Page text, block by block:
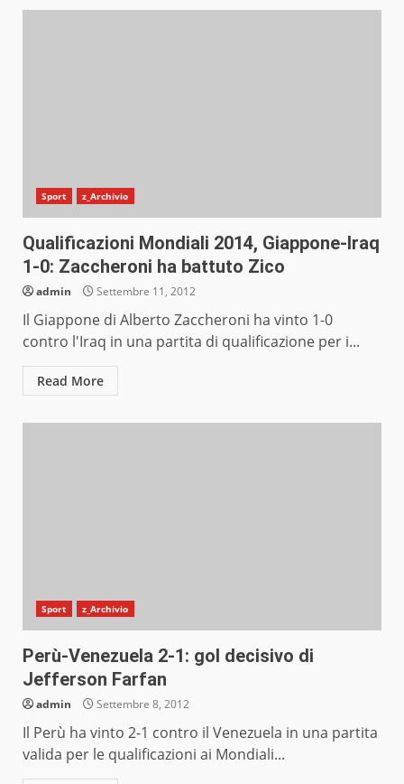
Sport z_Archivio
Qualificazioni Mondiali 2014, Giappone-Iraq
1-0: Zaccheroni ha battuto Zico
admin Settembre 11, 2012
Il Giappone di Alberto Zaccheroni ha vinto 1-0
contro l'Iraq in una partita di qualificazione per i...
Read More
Sport z_Archivio
Perù-Venezuela 2-1: gol decisivo di
Jefferson Farfan
admin Settembre 8, 2012
Il Perù ha vinto 2-1 contro il Venezuela in una partita
valida per le qualificazioni ai Mondiali...